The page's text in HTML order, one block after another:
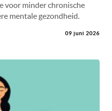
voor minder chronische
mentale gezondheid.
09 juni 2026